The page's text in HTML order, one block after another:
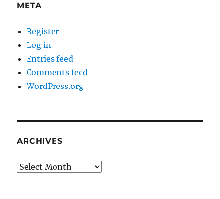
META
Register
Log in
Entries feed
Comments feed
WordPress.org
ARCHIVES
Archives